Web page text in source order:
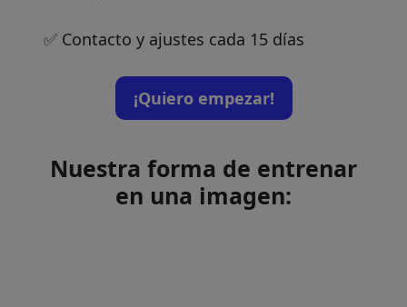
✅ Contacto y ajustes cada 15 días
¡Quiero empezar!
Nuestra forma de entrenar
en una imagen: